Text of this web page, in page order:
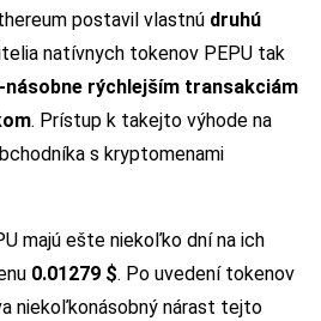
postavil vlastnú druhú
natívnych tokenov PEPU tak
násobne rýchlejším transakciám
. Prístup k takejto výhode na
s kryptomenami
majú ešte niekoľko dní na ich
0.01279 $. Po uvedení tokenov
niekoľkonásobný nárast tejto